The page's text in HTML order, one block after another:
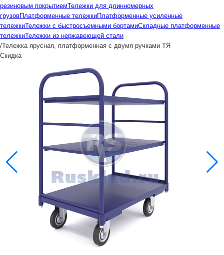
резиновым покрытиемТележки для длинномерных
грузовПлатформенные тележкиПлатформенные усиленные
тележкиТележки с быстросъемными бортамиСкладные платформенные
тележкиТележки из нержавеющей стали
/Тележка ярусная, платформенная с двумя ручками ТЯ
Скидка